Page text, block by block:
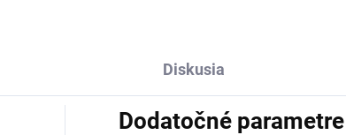
Diskusia
Dodatočné parametre